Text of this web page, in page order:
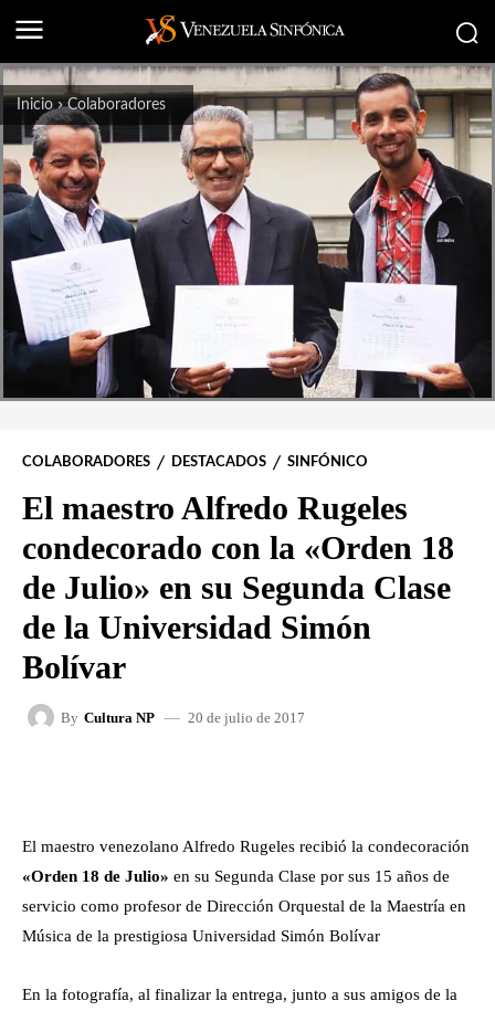
Inicio Colaboradores
COLABORADORES DESTACADOS SINFÓNICO
El maestro Alfredo Rugeles
condecorado con la «Orden 18
de Julio» en su Segunda Clase
de la Universidad Simón
Bolívar
By Cultura NP 20 de julio de 2017
El maestro venezolano Alfredo Rugeles recibió la condecoración
«Orden 18 de Julio» en su Segunda Clase por sus 15 años de
servicio como profesor de Dirección Orquestal de la Maestría en
Música de la prestigiosa Universidad Simón Bolívar
En la fotografía, al finalizar la entrega, junto a sus amigos de la